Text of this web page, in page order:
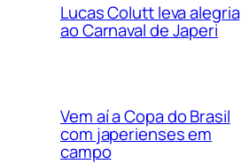
Lucas Colutt leva alegria
ao Carnaval de Japeri
Vem aí a Copa do Brasil
com japerienses em
campo